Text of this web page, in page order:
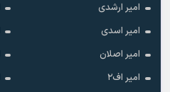
امیر ارشدی
امیر اسدی
امیر اصلان
امیر اف۲